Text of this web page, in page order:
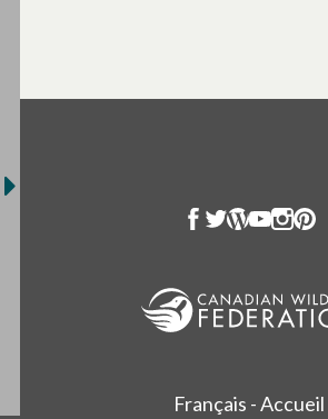
Français - Accueil